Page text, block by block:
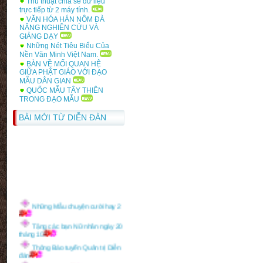
Tàng học
Bảng điểm học phần văn hóa,
văn minh Anh
trực tiếp từ 2 máy tính.
VĂN HÓA HÁN NÔM ĐÀ
NẴNG NGHIÊN CỨU VÀ
GIẢNG DẠY
Những Nét Tiêu Biểu Của
Nền Văn Minh Việt Nam.
BÀN VỀ MỐI QUAN HỆ
GIỮA PHẬT GIÁO VỚI ĐẠO
MẪU DÂN GIAN
QUỐC MẪU TÂY THIÊN
TRONG ĐẠO MẪU
BÀI MỚI TỪ DIỄN ĐÀN
Tặng các bạn Nữ nhân ngày 20
tháng 10
Thông Báo tuyển Quản trị Diễn
đàn
Thông Báo 1